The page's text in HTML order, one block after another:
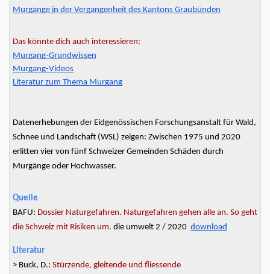
Murgänge in der Vergangenheit des Kantons Graubünden
Das könnte dich auch interessieren:
Murgang-Grundwissen
Murgang-Videos
Literatur zum Thema Murgang
Datenerhebungen der Eidgenössischen Forschungsanstalt für Wald,
Schnee und Landschaft (WSL) zeigen: Zwischen 1975 und 2020
erlitten vier von fünf Schweizer Gemeinden Schäden durch
Murgänge oder Hochwasser.
Quelle
BAFU: Dossier Naturgefahren. Naturgefahren gehen alle an. So geht
die Schweiz mit Risiken um. die umwelt 2 / 2020 download
Literatur
> Buck, D.: Stürzende, gleitende und fliessende